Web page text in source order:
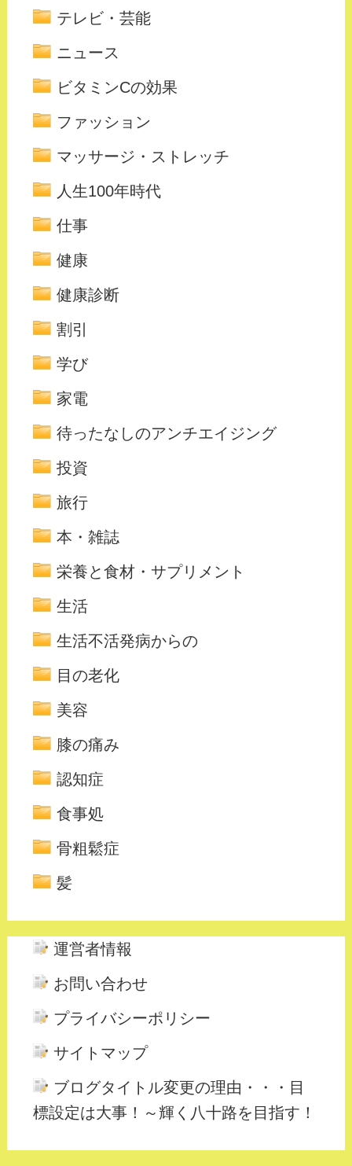
テレビ・芸能
ニュース
ビタミンCの効果
ファッション
マッサージ・ストレッチ
人生100年時代
仕事
健康
健康診断
割引
学び
家電
待ったなしのアンチエイジング
投資
旅行
本・雑誌
栄養と食材・サプリメント
生活
生活不活発病からの
目の老化
美容
膝の痛み
認知症
食事処
骨粗鬆症
髪
運営者情報
お問い合わせ
プライバシーポリシー
サイトマップ
ブログタイトル変更の理由・・・目
標設定は大事！～輝く八十路を目指す！